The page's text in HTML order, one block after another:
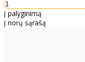
Į palyginimą
Į norų sąrašą